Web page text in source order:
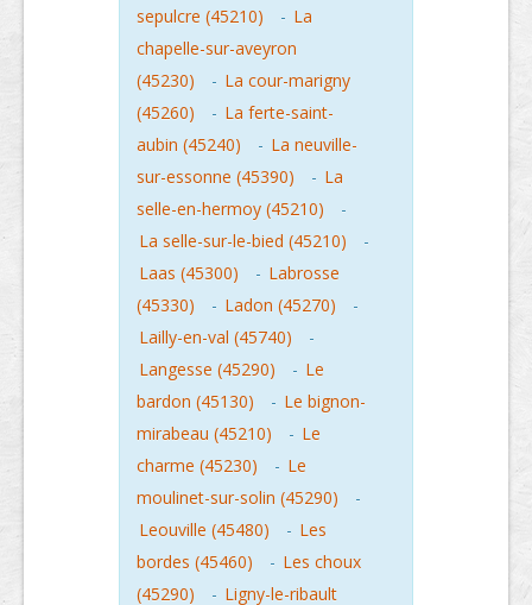
sepulcre (45210)
- La
chapelle-sur-aveyron
(45230)
- La cour-marigny
(45260)
- La ferte-saint-
aubin (45240)
- La neuville-
sur-essonne (45390)
- La
selle-en-hermoy (45210)
-
La selle-sur-le-bied (45210)
-
Laas (45300)
- Labrosse
(45330)
- Ladon (45270)
-
Lailly-en-val (45740)
-
Langesse (45290)
- Le
bardon (45130)
- Le bignon-
mirabeau (45210)
- Le
charme (45230)
- Le
moulinet-sur-solin (45290)
-
Leouville (45480)
- Les
bordes (45460)
- Les choux
(45290)
- Ligny-le-ribault